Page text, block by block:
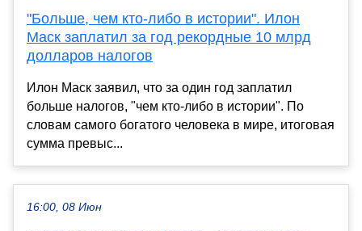
"Больше, чем кто-либо в истории". Илон
Маск заплатил за год рекордные 10 млрд
долларов налогов
Илон Маск заявил, что за один год заплатил
больше налогов, "чем кто-либо в истории". По
словам самого богатого человека в мире, итоговая
сумма превыс...
16:00, 08 Июн